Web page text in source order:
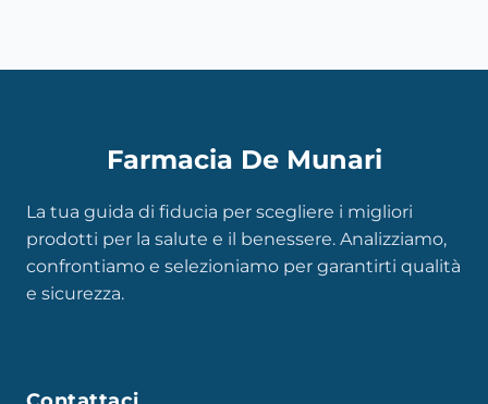
Farmacia De Munari
La tua guida di fiducia per scegliere i migliori
prodotti per la salute e il benessere. Analizziamo,
confrontiamo e selezioniamo per garantirti qualità
e sicurezza.